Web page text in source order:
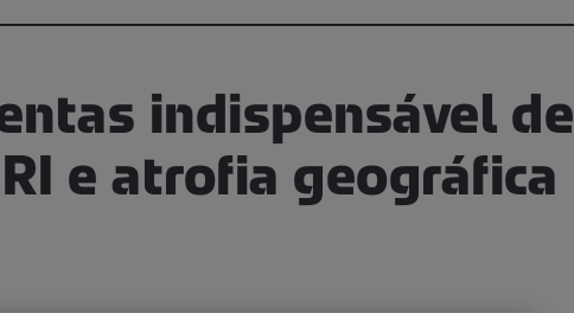
indispensável de
e atrofia geográfica